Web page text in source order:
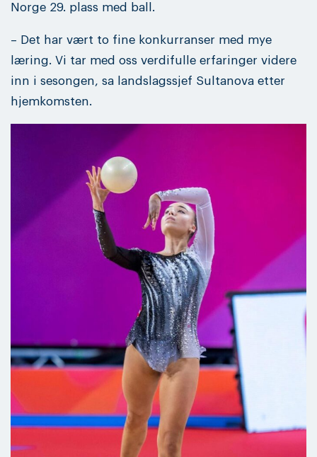
Norge 29. plass med ball.
– Det har vært to fine konkurranser med mye
læring. Vi tar med oss verdifulle erfaringer videre
inn i sesongen, sa landslagssjef Sultanova etter
hjemkomsten.